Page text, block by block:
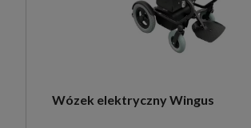
Wózek elektryczny Wingus